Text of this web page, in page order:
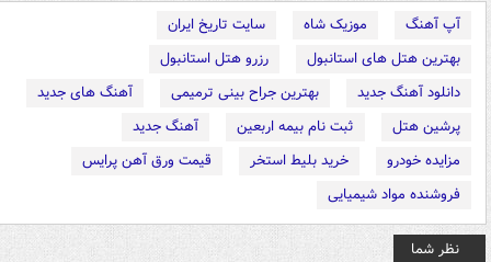
آپ آهنگ موزیک شاه
سایت تاریخ ایران
بهترین هتل های استانبول
رزرو هتل استانبول
دانلود آهنگ جدید
بهترین جراح بینی ترمیمی
آهنگ های جدید
پرشین هتل
ثبت نام بیمه اربعین
آهنگ جدید
مزایده خودرو
خرید بلیط استخر
قیمت ورق آهن پرایس
فروشنده مواد شیمیایی
نظر شما